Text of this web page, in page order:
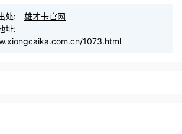
处:
雄才卡官网
址:
1073.html